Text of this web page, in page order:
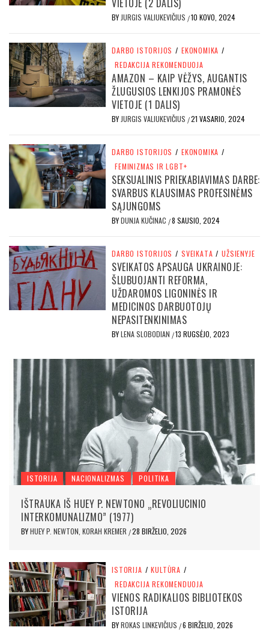
BY JURGIS VALIUKEVIČIUS /10 KOVO, 2024
DARBO ISTORIJOS / EKONOMIKA /
REDAKCIJA REKOMENDUOJA
AMAZON – KAIP VĖŽYS, AUGANTIS
ŽLUGUSIOS LENKIJOS PRAMONĖS
VIETOJE (1 DALIS)
BY JURGIS VALIUKEVIČIUS /21 VASARIO, 2024
DARBO ISTORIJOS / EKONOMIKA /
FEMINIZMAS IR LGBT+
SEKSUALINIS PRIEKABIAVIMAS DARBE:
SVARBUS KLAUSIMAS PROFESINĖMS
SĄJUNGOMS
BYDUNJA KUČINAC /8 SAUSIO, 2024
DARBO ISTORIJOS / SVEIKATA / UŽSIENYJE
SVEIKATOS APSAUGA UKRAINOJE:
ŠLUBUOJANTI REFORMA,
UŽDAROMOS LIGONINĖS IR
MEDICINOS DARBUOTOJŲ
NEPASITENKINIMAS
BYLENA SLOBODIAN /13 RUGSĖJO, 2023
ISTORIJA NACIONALIZMAS POLITIKA
IŠTRAUKA IŠ HUEY P. NEWTONO „REVOLIUCINIO
INTERKOMUNALIZMO” (1977)
BYHUEY P. NEWTON, KORAH KREMER /28 BIRŽELIO, 2026
ISTORIJA / KULTŪRA /
REDAKCIJA REKOMENDUOJA
VIENOS RADIKALIOS BIBLIOTEKOS
ISTORIJA
BYROKAS LINKEVIČIUS /6 BIRŽELIO, 2026